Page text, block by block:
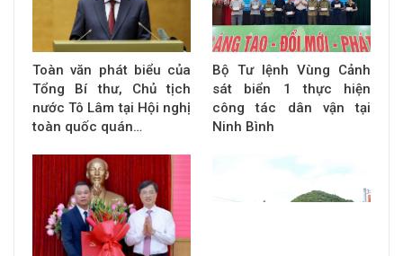
Toàn văn phát biểu của
Tổng Bí thư, Chủ tịch
nước Tô Lâm tại Hội nghị
toàn quốc quán…
Bộ Tư lệnh Vùng Cảnh
sát biển 1 thực hiện
công tác dân vận tại
Ninh Bình